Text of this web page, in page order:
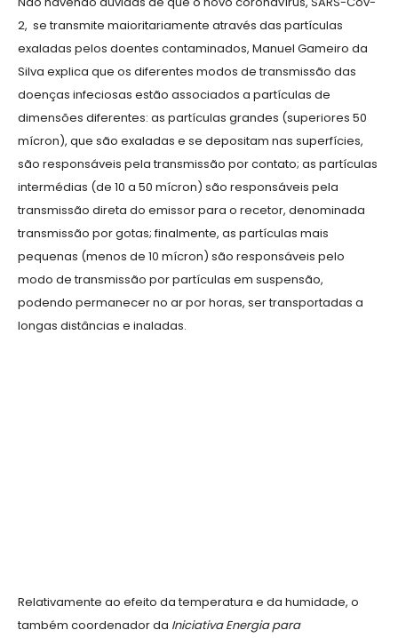
2, se transmite maioritariamente através das partículas
exaladas pelos doentes contaminados, Manuel Gameiro da
Silva explica que os diferentes modos de transmissão das
doenças infeciosas estão associados a partículas de
dimensões diferentes: as partículas grandes (superiores 50
mícron), que são exaladas e se depositam nas superfícies,
são responsáveis pela transmissão por contato; as partículas
intermédias (de 10 a 50 mícron) são responsáveis pela
transmissão direta do emissor para o recetor, denominada
transmissão por gotas; finalmente, as partículas mais
pequenas (menos de 10 mícron) são responsáveis pelo
modo de transmissão por partículas em suspensão,
podendo permanecer no ar por horas, ser transportadas a
longas distâncias e inaladas.
Relativamente ao efeito da temperatura e da humidade, o
também coordenador da Iniciativa Energia para